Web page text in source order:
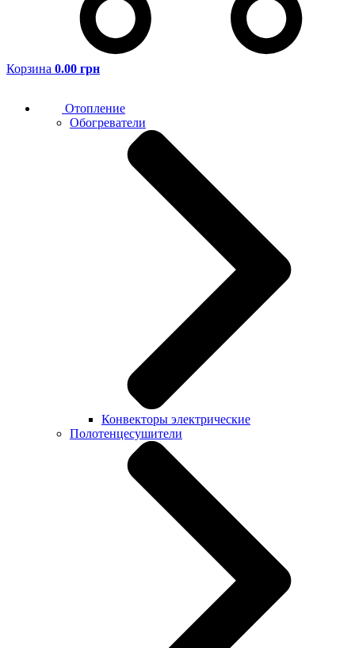
Корзина 0.00 грн
Отопление
Обогреватели
Конвекторы электрические
Полотенцесушители